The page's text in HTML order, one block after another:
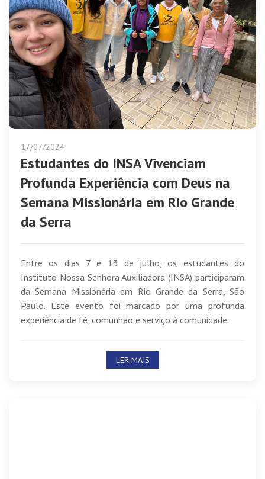
17/07/2024
Estudantes do INSA Vivenciam
Profunda Experiência com Deus na
Semana Missionária em Rio Grande
da Serra
Entre os dias 7 e 13 de julho, os estudantes do
Instituto Nossa Senhora Auxiliadora (INSA) participaram
da Semana Missionária em Rio Grande da Serra, São
Paulo. Este evento foi marcado por uma profunda
experiência de fé, comunhão e serviço à comunidade.
LER MAIS